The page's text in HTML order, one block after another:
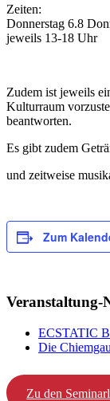
Zeiten:
Donnerstag 6.8
jeweils 13-18 Uhr
Zudem ist jeweils
Kulturraum
beantworten.
Es gibt zudem
und zeitweise
Zum
Veranstaltung-
ECSTATIC
Die
Zu den